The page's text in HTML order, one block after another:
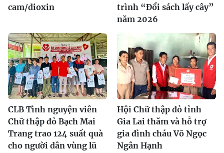
cam/dioxin
trình “Đổi sách lấy cây”
năm 2026
CLB Tình nguyện viên
Chữ thập đỏ Bạch Mai
Trang trao 124 suất quà
cho người dân vùng lũ
Hội Chữ thập đỏ tỉnh
Gia Lai thăm và hỗ trợ
gia đình cháu Võ Ngọc
Ngân Hạnh